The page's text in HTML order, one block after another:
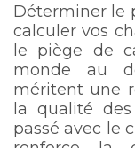
Déterminer le
calculer vos
le piège de
monde au
méritent une
la qualité
passé avec le